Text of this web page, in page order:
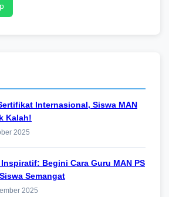
Internasional, Siswa MAN
Kalah!
2025
Begini Cara Guru MAN PS
Semangat
2025